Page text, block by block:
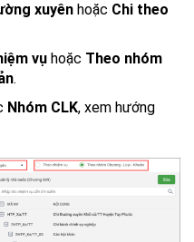
xuyên hoặc Chi theo
vụ hoặc Theo nhóm
.
Nhóm CLK, xem hướng